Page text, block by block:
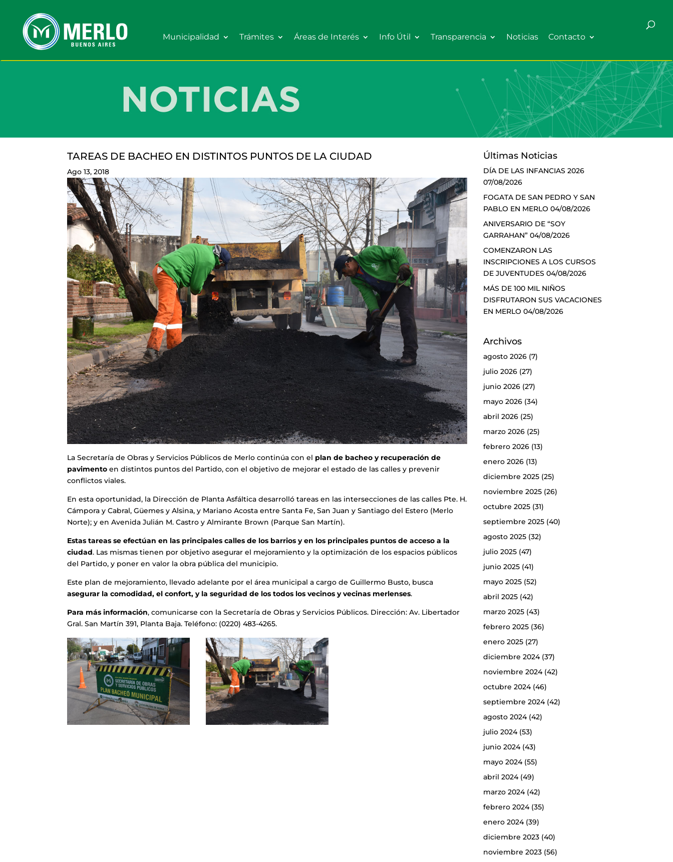
Municipalidad Trámites Áreas de Interés Info Útil Transparencia Noticias Contacto
TAREAS DE BACHEO EN DISTINTOS PUNTOS DE LA CIUDAD
Ago 13, 2018
La Secretaría de Obras y Servicios Públicos de Merlo continúa con el plan de bacheo y recuperación de
pavimento en distintos puntos del Partido, con el objetivo de mejorar el estado de las calles y prevenir
conflictos viales.
En esta oportunidad, la Dirección de Planta Asfáltica desarrolló tareas en las intersecciones de las calles Pte. H.
Cámpora y Cabral, Güemes y Alsina, y Mariano Acosta entre Santa Fe, San Juan y Santiago del Estero (Merlo
Norte); y en Avenida Julián M. Castro y Almirante Brown (Parque San Martín).
Estas tareas se efectúan en las principales calles de los barrios y en los principales puntos de acceso a la
ciudad. Las mismas tienen por objetivo asegurar el mejoramiento y la optimización de los espacios públicos
del Partido, y poner en valor la obra pública del municipio.
Este plan de mejoramiento, llevado adelante por el área municipal a cargo de Guillermo Busto, busca
asegurar la comodidad, el confort, y la seguridad de los todos los vecinos y vecinas merlenses.
Para más información, comunicarse con la Secretaría de Obras y Servicios Públicos. Dirección: Av. Libertador
Gral. San Martín 391, Planta Baja. Teléfono: (0220) 483-4265.
Últimas Noticias
DÍA DE LAS INFANCIAS 2026
07/08/2026
FOGATA DE SAN PEDRO Y SAN
PABLO EN MERLO 04/08/2026
ANIVERSARIO DE “SOY
GARRAHAN” 04/08/2026
COMENZARON LAS
INSCRIPCIONES A LOS CURSOS
DE JUVENTUDES 04/08/2026
MÁS DE 100 MIL NIÑOS
DISFRUTARON SUS VACACIONES
EN MERLO 04/08/2026
Archivos
agosto 2026(7)
julio 2026(27)
junio 2026(27)
mayo 2026(34)
abril 2026(25)
marzo 2026(25)
febrero 2026(13)
enero 2026(13)
diciembre 2025(25)
noviembre 2025(26)
octubre 2025(31)
septiembre 2025(40)
agosto 2025(32)
julio 2025(47)
junio 2025(41)
mayo 2025(52)
abril 2025(42)
marzo 2025(43)
febrero 2025(36)
enero 2025(27)
diciembre 2024(37)
noviembre 2024(42)
octubre 2024(46)
septiembre 2024(42)
agosto 2024(42)
julio 2024(53)
junio 2024(43)
mayo 2024(55)
abril 2024(49)
marzo 2024(42)
febrero 2024(35)
enero 2024(39)
diciembre 2023(40)
noviembre 2023(56)